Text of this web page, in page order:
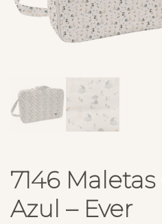
7146
Azul – Ever